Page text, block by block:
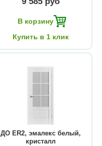
В корзину
Купить в 1 клик
ДО ЕR2, эмалекс белый,
кристалл